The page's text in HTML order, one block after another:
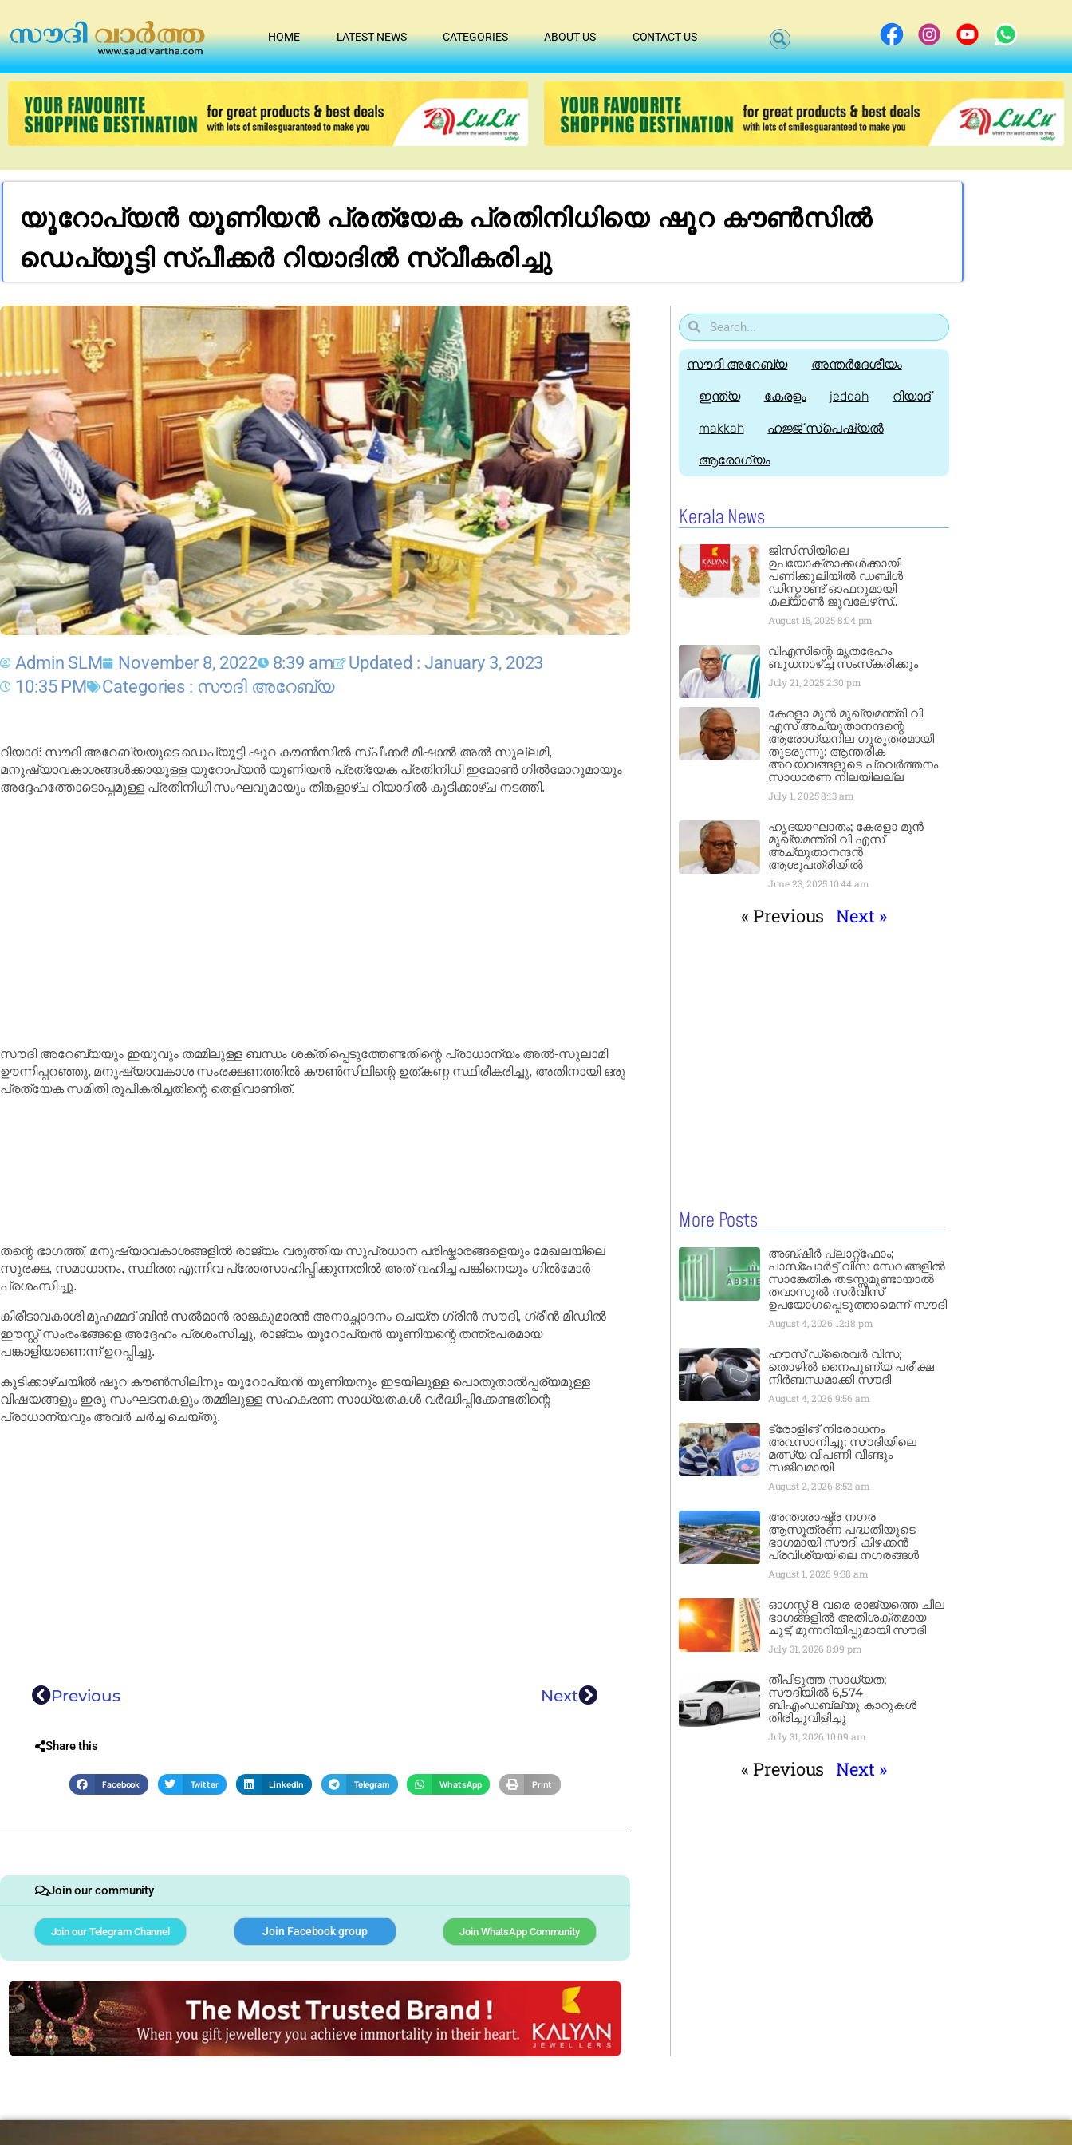
HOME LATEST NEWS CATEGORIES ABOUT US CONTACT US
യൂറോപ്യൻ യൂണിയൻ പ്രത്യേക പ്രതിനിധിയെ ഷൂറ കൗൺസിൽ
ഡെപ്യൂട്ടി സ്പീക്കർ റിയാദിൽ സ്വീകരിച്ചു
Admin SLM November 8, 2022 8:39 am
Updated : January 3, 2023
10:35 PM
Categories : സൗദി അറേബ്യ
റിയാദ്: സൗദി അറേബ്യയുടെ ഡെപ്യൂട്ടി ഷൂറ കൗൺസിൽ സ്പീക്കർ മിഷാൽ അൽ സുല്ലമി,
മനുഷ്യാവകാശങ്ങൾക്കായുള്ള യൂറോപ്യൻ യൂണിയൻ പ്രത്യേക പ്രതിനിധി ഇമോൺ ഗിൽമോറുമായും
അദ്ദേഹത്തോടൊപ്പമുള്ള പ്രതിനിധി സംഘവുമായും തിങ്കളാഴ്ച റിയാദിൽ കൂടിക്കാഴ്ച നടത്തി.
സൗദി അറേബ്യയും ഇയുവും തമ്മിലുള്ള ബന്ധം ശക്തിപ്പെടുത്തേണ്ടതിന്റെ പ്രാധാന്യം അൽ-സുലാമി
ഊന്നിപ്പറഞ്ഞു, മനുഷ്യാവകാശ സംരക്ഷണത്തിൽ കൗൺസിലിന്റെ ഉത്കണ്ഠ സ്ഥിരീകരിച്ചു, അതിനായി ഒരു
പ്രത്യേക സമിതി രൂപീകരിച്ചതിന്റെ തെളിവാണിത്.
തന്റെ ഭാഗത്ത്, മനുഷ്യാവകാശങ്ങളിൽ രാജ്യം വരുത്തിയ സുപ്രധാന പരിഷ്കാരങ്ങളെയും മേഖലയിലെ
സുരക്ഷ, സമാധാനം, സ്ഥിരത എന്നിവ പ്രോത്സാഹിപ്പിക്കുന്നതിൽ അത് വഹിച്ച പങ്കിനെയും ഗിൽമോർ
പ്രശംസിച്ചു.
കിരീടാവകാശി മുഹമ്മദ് ബിൻ സൽമാൻ രാജകുമാരൻ അനാച്ഛാദനം ചെയ്ത ഗ്രീൻ സൗദി, ഗ്രീൻ മിഡിൽ
ഈസ്റ്റ് സംരംഭങ്ങളെ അദ്ദേഹം പ്രശംസിച്ചു, രാജ്യം യൂറോപ്യൻ യൂണിയന്റെ തന്ത്രപരമായ
പങ്കാളിയാണെന്ന് ഉറപ്പിച്ചു.
കൂടിക്കാഴ്ചയിൽ ഷൂറ കൗൺസിലിനും യൂറോപ്യൻ യൂണിയനും ഇടയിലുള്ള പൊതുതാൽപ്പര്യമുള്ള
വിഷയങ്ങളും ഇരു സംഘടനകളും തമ്മിലുള്ള സഹകരണ സാധ്യതകൾ വർദ്ധിപ്പിക്കേണ്ടതിന്റെ
പ്രാധാന്യവും അവർ ചർച്ച ചെയ്തു.
Previous Next
Share this
Facebook Twitter LinkedIn Telegram WhatsApp Print
Join our community
Join our Telegram Channel Join Facebook group Join WhatsApp Community
സൗദി അറേബ്യ അന്തർദേശീയം
ഇന്ത്യ കേരളം jeddah റിയാദ്
makkah ഹജ്ജ്‌ സ്പെഷ്യൽ
ആരോഗ്യം
Kerala News
ജിസിസിയിലെ
ഉപയോക്താക്കൾക്കായി
പണിക്കൂലിയിൽ ഡബിൾ
ഡിസ്കൗണ്ട് ഓഫറുമായി
കല്യാൺ ജൂവലേഴ്‌സ്..
August 15, 20258:04 pm
വിഎസിന്റെ മൃതദേഹം
ബുധനാഴ്ച്ച സംസ്‌കരിക്കും
July 21, 20252:30 pm
കേരളാ മുൻ മുഖ്യമന്ത്രി വി
എസ് അച്യുതാനന്ദന്റെ
ആരോഗ്യനില ഗുരുതരമായി
തുടരുന്നു: ആന്തരിക
അവയവങ്ങളുടെ പ്രവർത്തനം
സാധാരണ നിലയിലല്ല
July 1, 20258:13 am
ഹൃദയാഘാതം; കേരളാ മുൻ
മുഖ്യമന്ത്രി വി എസ്
അച്യുതാനന്ദൻ
ആശുപത്രിയിൽ
June 23, 2025 10:44 am
« Previous Next »
More Posts
അബ്ഷീർ പ്ലാറ്റ്‌ഫോം;
പാസ്‌പോർട്ട് വിസ സേവങ്ങളിൽ
സാങ്കേതിക തടസ്സമുണ്ടായാൽ
തവാസുൽ സർവീസ്
ഉപയോഗപ്പെടുത്താമെന്ന് സൗദി
August 4, 2026 12:18 pm
ഹൗസ് ഡ്രൈവർ വിസ;
തൊഴിൽ നൈപുണ്യ പരീക്ഷ
നിർബന്ധമാക്കി സൗദി
August 4, 20269:56 am
ട്രോളിങ് നിരോധനം
അവസാനിച്ചു; സൗദിയിലെ
മത്സ്യ വിപണി വീണ്ടും
സജീവമായി
August 2, 20268:52 am
അന്താരാഷ്ട്ര നഗര
ആസൂത്രണ പദ്ധതിയുടെ
ഭാഗമായി സൗദി കിഴക്കൻ
പ്രവിശ്യയിലെ നഗരങ്ങൾ
August 1, 20269:38 am
ഓഗസ്റ്റ് 8 വരെ രാജ്യത്തെ ചില
ഭാഗങ്ങളിൽ അതിശക്തമായ
ചൂട്; മുന്നറിയിപ്പുമായി സൗദി
July 31, 20268:09 pm
തീപിടുത്ത സാധ്യത;
സൗദിയിൽ 6,574
ബിഎംഡബ്ല്യു കാറുകൾ
തിരിച്ചുവിളിച്ചു
July 31, 2026 10:09 am
« Previous Next »